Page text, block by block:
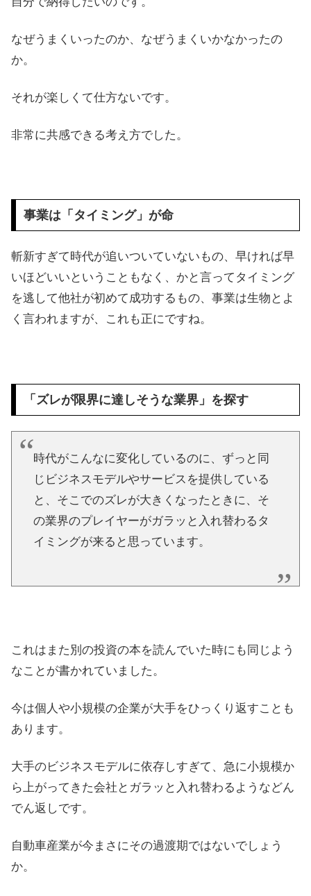
なぜうまくいったのか、なぜうまくいかなかったの
か。
それが楽しくて仕方ないです。
非常に共感できる考え方でした。
事業は「タイミング」が命
斬新すぎて時代が追いついていないもの、早ければ早
いほどいいということもなく、かと言ってタイミング
を逃して他社が初めて成功するもの、事業は生物とよ
く言われますが、これも正にですね。
「ズレが限界に達しそうな業界」を探す
時代がこんなに変化しているのに、ずっと同
じビジネスモデルやサービスを提供している
と、そこでのズレが大きくなったときに、そ
の業界のプレイヤーがガラッと入れ替わるタ
イミングが来ると思っています。
これはまた別の投資の本を読んでいた時にも同じよう
なことが書かれていました。
今は個人や小規模の企業が大手をひっくり返すことも
あります。
大手のビジネスモデルに依存しすぎて、急に小規模か
ら上がってきた会社とガラッと入れ替わるようなどん
でん返しです。
自動車産業が今まさにその過渡期ではないでしょう
か。